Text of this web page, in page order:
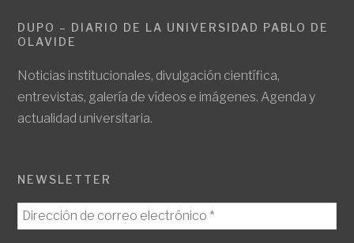
DUPO – DIARIO DE LA UNIVERSIDAD PABLO DE
OLAVIDE
Noticias institucionales, divulgación científica,
entrevistas, galería de vídeos e imágenes. Agenda y
actualidad universitaria.
NEWSLETTER